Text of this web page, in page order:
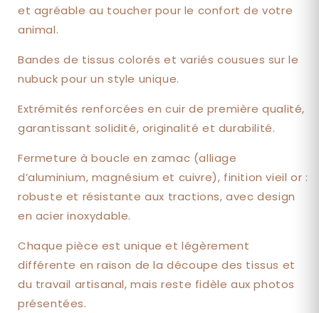
et agréable au toucher pour le confort de votre
animal.
Bandes de tissus colorés et variés cousues sur le
nubuck pour un style unique.
Extrémités renforcées en cuir de première qualité,
garantissant solidité, originalité et durabilité.
Fermeture à boucle en zamac (alliage
d’aluminium, magnésium et cuivre), finition vieil or :
robuste et résistante aux tractions, avec design
en acier inoxydable.
Chaque pièce est unique et légèrement
différente en raison de la découpe des tissus et
du travail artisanal, mais reste fidèle aux photos
présentées.